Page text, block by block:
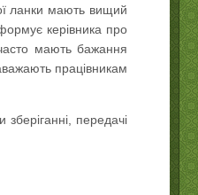
ланки мають вищий
керівника про
часто мають бажання
працівникам
передачі